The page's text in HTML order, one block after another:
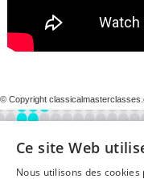
© Copyright
Ce site Web
Nous utilisons des